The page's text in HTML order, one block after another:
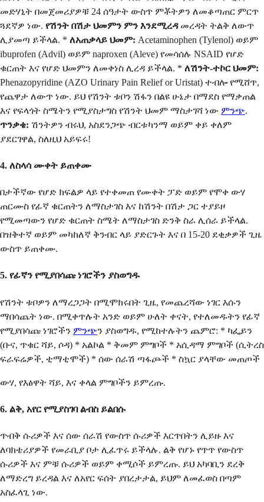
መድሃኒት በመጀመሪያዎቹ 24 ሰዓታት ውስጥ ምቾትዎን ለመቆጣጠር ምርጥ
ጓደኛዎ ነው. የሽንት በሽታ ህመምን ምን እንደሚረዳመረዳት ትልቅ ለውጥ
ሊያመጣ ይችላል. * ለአጠቃላይ ህመም: Acetaminophen (Tylenol) ወይም
ibuprofen (Advil) ወይም naproxen (Aleve) የመሳሰሉ NSAID የሆድ
ቁርጠት እና የሆድ ህመምን ለመቀነስ ሊረዳ ይችላል. * ለሽንት-ተኮር ህመም:
Phenazopyridine (AZO Urinary Pain Relief or Uristat) ተብሎ የሚሸጥ,
የጨዋታ ለውጥ ነው. ይህ የሽንት ቱቦን ሽፋን በልዩ ሁኔታ በማደስ የማቃጠል
እና የፍላጎት ስሜትን የሚያስታግስ የሽንት ህመም ማስታገሻ ነው ምንጭ.
ጥንቃቄ: ሽንትዎን ብሩህ, አስደንጋጭ ብርቱካንማ ወይም ቀይ ቀለም
ያደርገዋል, ስለዚህ አይፍሩ!
4. ለስላሳ ሙቀት ይጠቀሙ
በታችኛው የሆድ ክፍልዎ ላይ የተቀመጠ የሙቀት ፓድ ወይም የሞቀ ውሃ
ጠርሙስ የፊኛ ቁርጠትን ለማስታገስ እና ከሽንት በሽታ ጋር ተያይዞ
የሚመጣውን የሆድ ቁርጠት ስሜት ለማስታገስ ድንቅ ስራ ሊሰራ ይችላል.
በዝቅተኛ ወይም መካከለኛ ቅንብር ላይ ያድርጉት እና በ 15-20 ደቂቃዎች ጊዜ
ውስጥ ይጠቀሙ.
5. የፊኛን የሚያበሳጩ ነገሮችን ያስወግዱ
የሽንት ቱቦዎን ለማረጋጋት በሚሞክሩበት ጊዜ, የመጨረሻው ነገር እሱን
ማበሳጨት ነው. በሚቀጥሉት አንድ ወይም ሁለት ቀናት, የተለመዱትን የፊኛ
የሚያበሳጩ ነገሮችን ምንጭን ያስወግዱ, የሚከተሉትን ጨምሮ: * ካፌይን
(ቡና, ጥቁር ሻይ, ሶዳ) * አልኮል * ቅመም ምግቦች * አሲዳማ ምግቦች (ሲትረስ
ፍራፍሬዎች, ቲማቲሞች) * ሰው ሰራሽ ጣፋጮች * ስኳር ያላቸው መጠጦች
ውሃ, የእፅዋት ሻይ, እና ቀላል ምግቦችን ይምረጡ.
6. ልቅ, አየር የሚያስገባ ልብስ ይልበሱ
ጥብቅ ሱሪዎች እና ሰው ሰራሽ የውስጥ ሱሪዎች እርጥበትን ሊይዙ እና
ለባክቴሪያዎች የመራቢያ ቦታ ሊፈጥሩ ይችላሉ. ልቅ የሆኑ የጥጥ የውስጥ
ሱሪዎች እና ምቹ ሱሪዎች ወይም ቀሚሶች ይምረጡ. ይህ አካባቢን ደረቅ
ለማድረግ ይረዳል እና ለአየር ፍሰት ያበረታታል, ይህም ለመፈወስ በጣም
አስፈላጊ ነው.